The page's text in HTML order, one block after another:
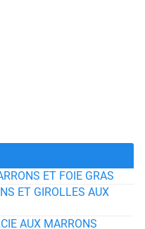
ET FOIE GRAS
ET GIROLLES AUX
AUX MARRONS